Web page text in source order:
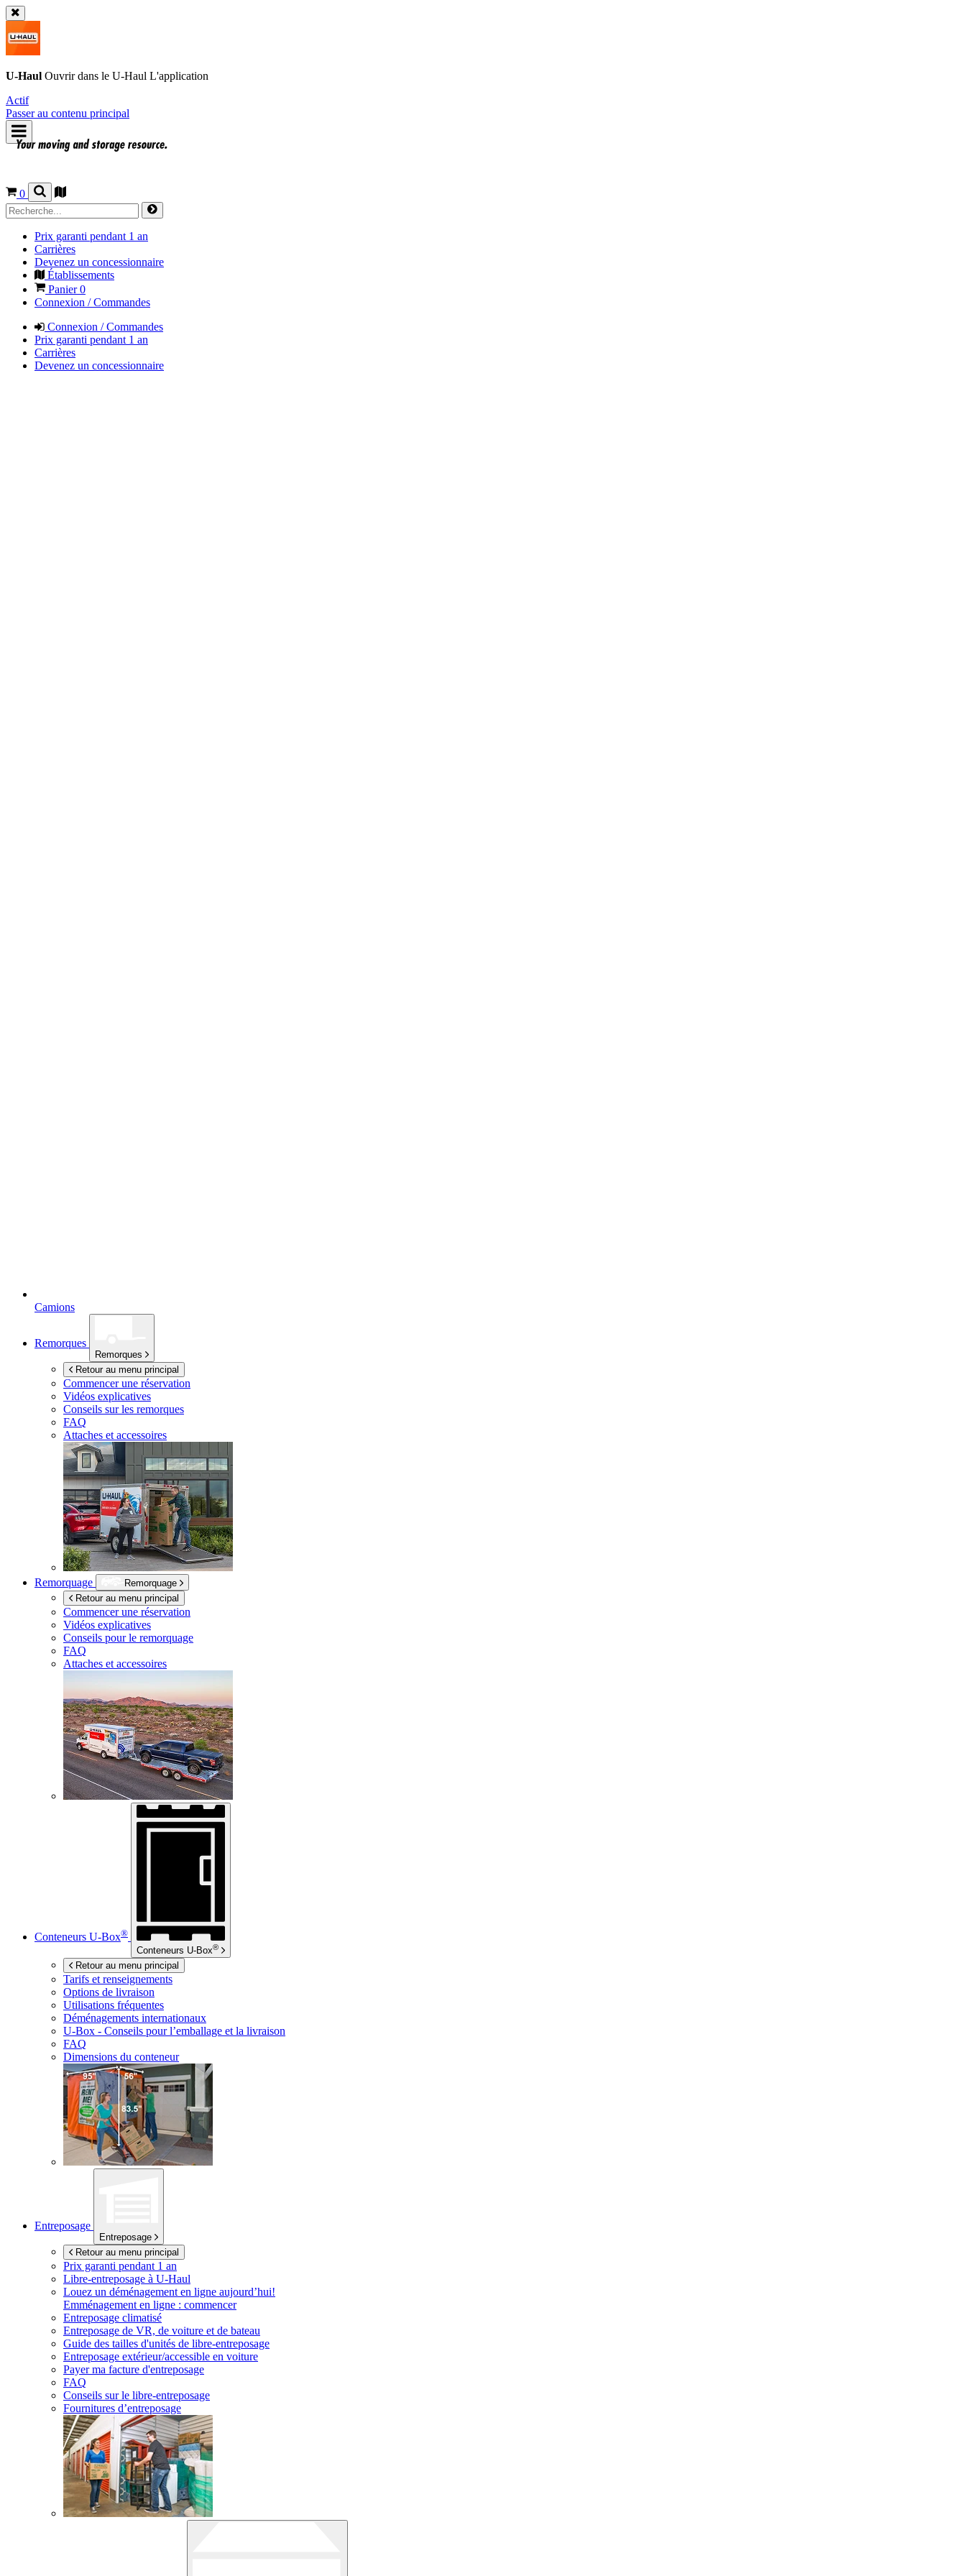
U-Haul Ouvrir dans le U-Haul L'application
Actif
Passer au contenu principal
0
Prix garanti pendant 1 an
Carrières
Devenez un concessionnaire
Établissements
Panier0
Connexion / Commandes
Connexion / Commandes
Prix garanti pendant 1 an
Carrières
Devenez un concessionnaire
Camions
Remorques
Remorques
Retour au menu principal
Commencer une réservation
Vidéos explicatives
Conseils sur les remorques
FAQ
Attaches et accessoires
Remorquage
Remorquage
Retour au menu principal
Commencer une réservation
Vidéos explicatives
Conseils pour le remorquage
FAQ
Attaches et accessoires
Conteneurs U-Box®
Conteneurs U-Box®
Retour au menu principal
Tarifs et renseignements
Options de livraison
Utilisations fréquentes
Déménagements internationaux
U-Box - Conseils pour l’emballage et la livraison
FAQ
Dimensions du conteneur
Entreposage
Entreposage
Retour au menu principal
Prix garanti pendant 1 an
Libre-entreposage à U-Haul
Louez un déménagement en ligne aujourd’hui!
Emménagement en ligne : commencer
Entreposage climatisé
Entreposage de VR, de voiture et de bateau
Guide des tailles d'unités de libre-entreposage
Entreposage extérieur/accessible en voiture
Payer ma facture d'entreposage
FAQ
Conseils sur le libre-entreposage
Fournitures d’entreposage